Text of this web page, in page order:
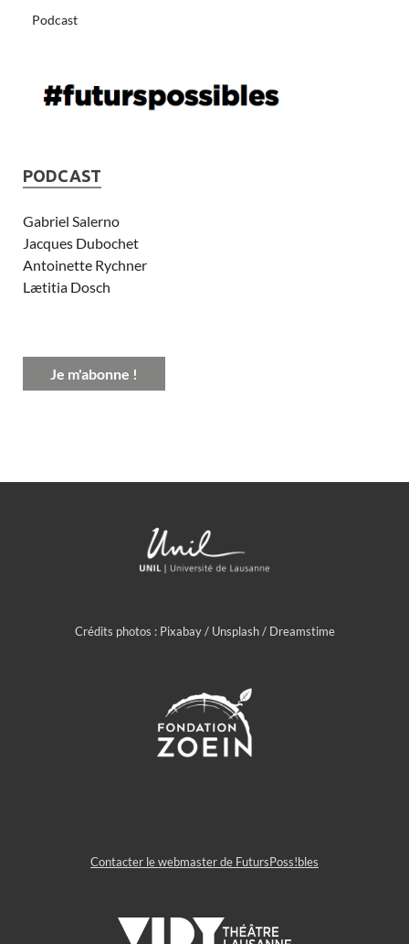
Podcast
PODCAST
Gabriel Salerno
Jacques Dubochet
Antoinette Rychner
Lætitia Dosch
Je m'abonne !
Crédits photos : Pixabay / Unsplash / Dreamstime
Contacter le webmaster de FutursPoss!bles